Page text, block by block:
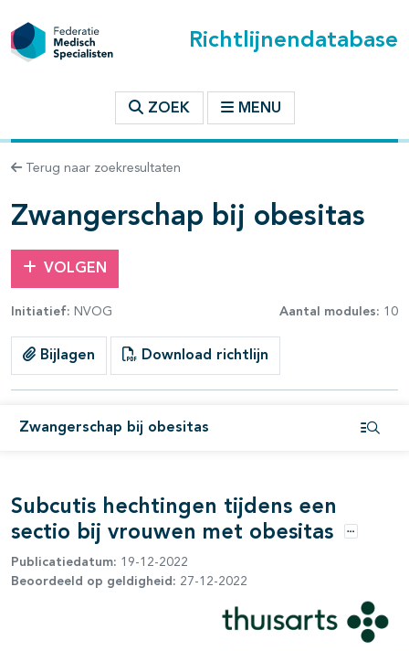
Richtlijnendatabase
ZOEK MENU
Terug naar zoekresultaten
Zwangerschap bij obesitas
VOLGEN
Initiatief: NVOG Aantal modules: 10
Bijlagen Download richtlijn
Zwangerschap bij obesitas
binnen deze richtlijn
Subcutis hechtingen tijdens een
sectio bij vrouwen met obesitas
Opties
Publicatiedatum: 19-12-2022
Beoordeeld op geldigheid: 27-12-2022